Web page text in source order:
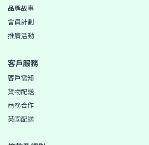
品牌故事
會員計劃
推廣活動
客戶服務
客戶需知
貨物配送
商務合作
英國配送